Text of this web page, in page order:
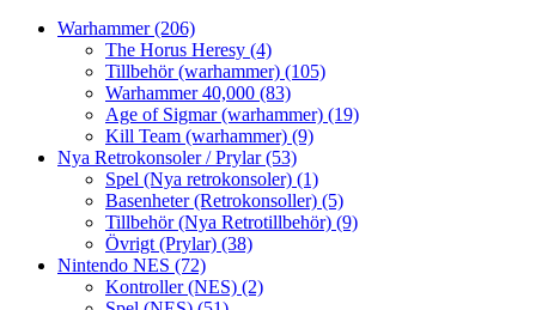
Warhammer(206)
The Horus Heresy (4)
Tillbehör (warhammer) (105)
Warhammer 40,000 (83)
Age of Sigmar (warhammer) (19)
Kill Team (warhammer) (9)
Nya Retrokonsoler / Prylar(53)
Spel (Nya retrokonsoler) (1)
Basenheter (Retrokonsoller) (5)
Tillbehör (Nya Retrotillbehör) (9)
Övrigt (Prylar) (38)
Nintendo NES (72)
Kontroller (NES) (2)